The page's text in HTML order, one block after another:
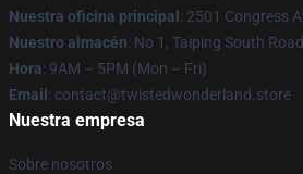
Nuestra oficina principal : 2501 Congress
Nuestro almacén: No 1, Taiping South
Hora: 9AM – 5PM (Mon – Fri)
Email : contact@twistedwonderland.store
Nuestra empresa
Sobre nosotros